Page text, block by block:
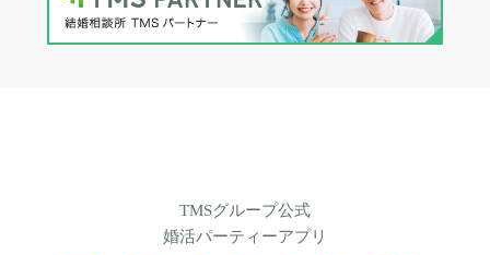
TMSグループ公式
婚活パーティーアプリ